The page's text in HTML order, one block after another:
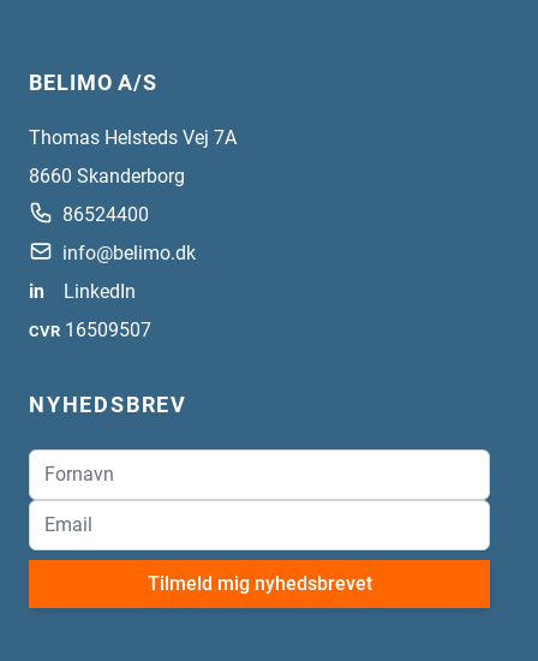
BELIMO A/S
Thomas Helsteds Vej 7A
8660 Skanderborg
86524400
info@belimo.dk
in
LinkedIn
CVR 16509507
NYHEDSBREV
Tilmeld mig nyhedsbrevet